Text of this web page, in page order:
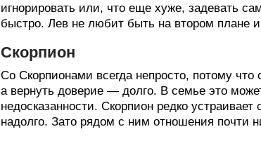
игнорировать или, что еще хуже, задевать
быстро. Лев не любит быть на втором плане
Скорпион
Со Скорпионами всегда непросто, потому
а вернуть доверие — долго. В семье это
недосказанности. Скорпион редко
надолго. Зато рядом с ним отношения почти